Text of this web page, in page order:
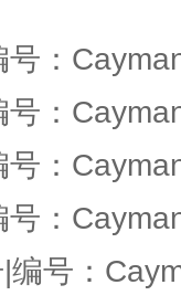
号：
号：
号：
号：
编号：